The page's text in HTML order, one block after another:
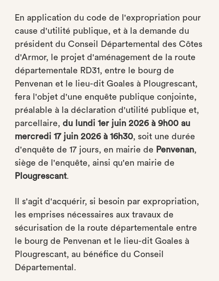
En application du code de l'expropriation pour
cause d'utilité publique, et à la demande du
président du Conseil Départemental des Côtes
d'Armor, le projet d'aménagement de la route
départementale RD31, entre le bourg de
Penvenan et le lieu-dit Goales à Plougrescant,
fera l'objet d'une enquête publique conjointe,
préalable à la déclaration d'utilité publique et,
parcellaire, du lundi 1er juin 2026 à 9h00 au
mercredi 17 juin 2026 à 16h30, soit une durée
d'enquête de 17 jours, en mairie de Penvenan,
siège de l'enquête, ainsi qu'en mairie de
Plougrescant.
Il s'agit d'acquérir, si besoin par expropriation,
les emprises nécessaires aux travaux de
sécurisation de la route départementale entre
le bourg de Penvenan et le lieu-dit Goales à
Plougrescant, au bénéfice du Conseil
Départemental.